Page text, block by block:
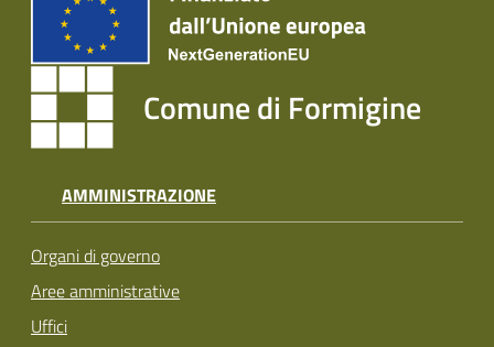
gli
argomenti...
Seguici
Comune di Formigine
AMMINISTRAZIONE
Organi di governo
Aree amministrative
Uffici